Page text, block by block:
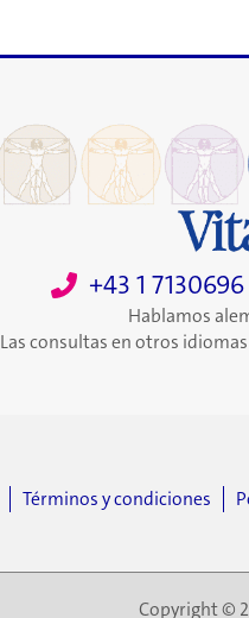
+43 1 7130696
Hablamos
Las consultas en otros
Términos y condiciones
Copyright ©